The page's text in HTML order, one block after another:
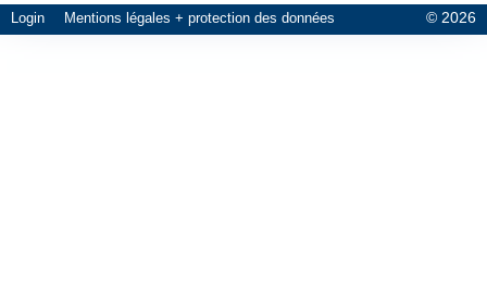
Login Mentions légales + protection des données © 2026